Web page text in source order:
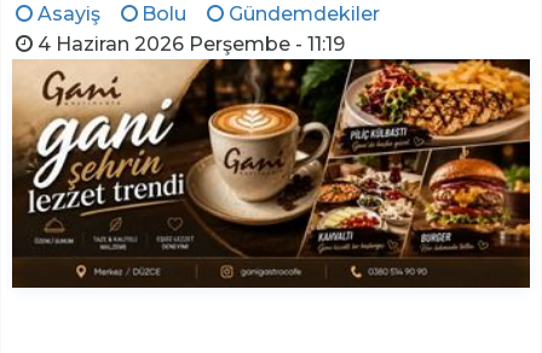
Asayiş Bolu
Gündemdekiler
4 Haziran 2026 Perşembe - 11:19